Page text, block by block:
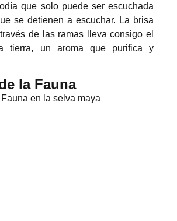
que solo puede ser escuchada
se detienen a escuchar. La brisa
de las ramas lleva consigo el
tierra, un aroma que purifica y
la Fauna